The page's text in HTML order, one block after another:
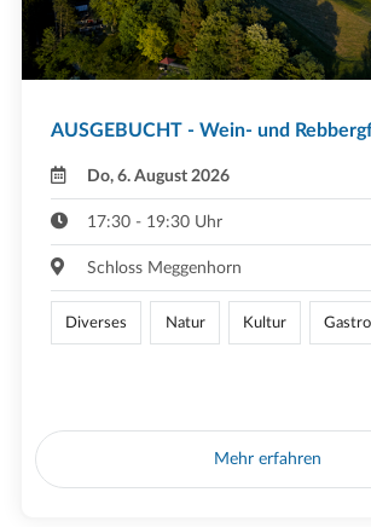
AUSGEBUCHT - Wein- und
Do, 6. August 2026
17:30 - 19:30 Uhr
Schloss Meggenhorn
Diverses Natur Kultur
Mehr erfahren